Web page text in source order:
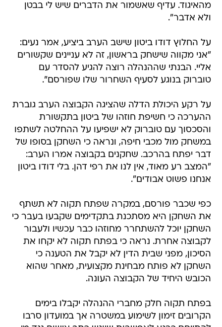
מהאיגוד. עדיף שאשמור את הדברים שיש לי בבטן
ולא אדבר".
על החלוץ דודו ביטון שישב הערב ביציע, אמר נעים:
"אני מקווה שישחק בראשון, זה לא עניינים שקשורים
אליי. הבנתי שההנהלה רוצה להגיע להסדר עם
טוברוק בנוגע לסעיף השחרור שלו שפורסם".
על רקע היכולת הדלה שהציגה הקבוצה הערב גוברת
ההערכה כי חשיפת חוזהו של ביטון בתקשורת
והסכסוך עם טוברוק לא ישפיעו על ההחלטה לשתפו
במשחק מול מכבי חיפה, ונראה כי השחקן בסופו של
דבר יפתח בהרכב. שחקנים בקבוצה אמרו הערב:
"המצב רע מאוד, אין לנו את רפי דהן. בלי דודו ביטון
אנחנו פשוט אבודים".
כפי שכבר פורסם, במקרה שפתח תקוה לא תשתף
את השחקן היא מסתכנת בתקדימים שקבעו בעבר כי
השחקן יוכל להשתחרר מחוזהו כבר עכשיו ולעבור
לקבוצה אחרת. נראה כי בפתח תקוה לא יקחו את
הסיכון, מפני שבית הדין לא יקבל את הטענה כי
השחקן לא פותח מבחינת מקצועית, מאחר שהוא
הכובש היחיד של הקבוצה העונה.
בפתח תקוה חלק מחברי ההנהלה יקבלו בימים
הקרובים זימון לשימוע במשטרה אך במועדון סרבו